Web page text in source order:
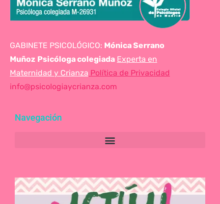
GABINETE PSICOLÓGICO: Mónica Serrano
Muñoz Psicóloga colegiada Experta en
Maternidad y Crianza Política de Privacidad
info@psicologiaycrianza.com
Navegación